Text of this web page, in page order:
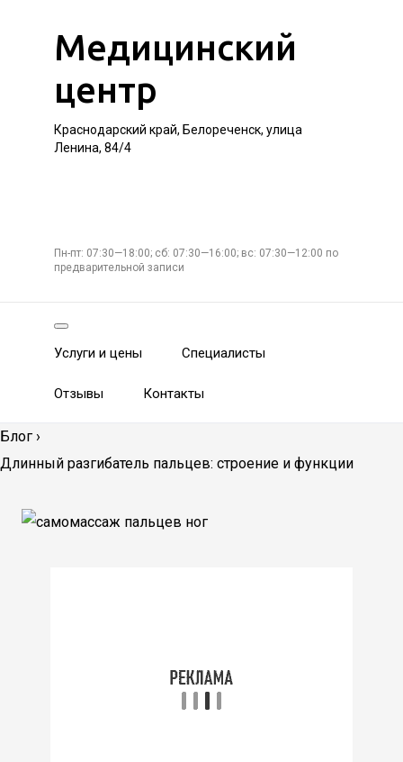
Медицинский
центр
Краснодарский край, Белореченск, улица
Ленина, 84/4
Пн-пт: 07:30—18:00; сб: 07:30—16:00; вс: 07:30—12:00 по
предварительной записи
Услуги и цены Специалисты
Отзывы Контакты
Блог ›
Длинный разгибатель пальцев: строение и функции